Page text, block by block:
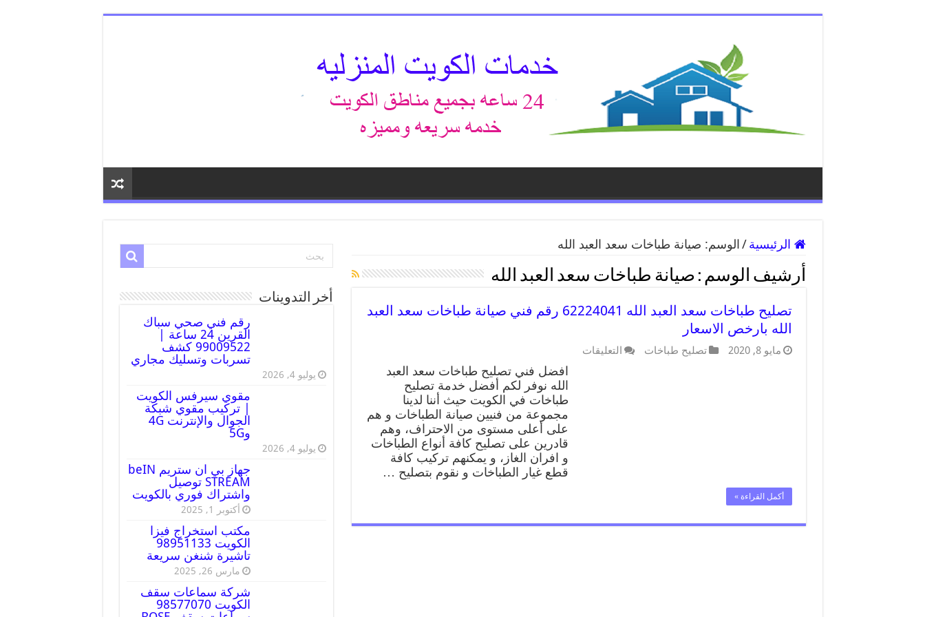
الرئيسية / الوسم: صيانة طباخات سعد العبد الله
أرشيف الوسم : صيانة طباخات سعد العبد الله
تصليح طباخات سعد العبد الله 62224041 رقم فني صيانة طباخات سعد العبد
الله بارخص الاسعار
مايو 8, 2020 تصليح طباخات التعليقات
افضل فني تصليح طباخات سعد العبد
الله نوفر لكم أفضل خدمة تصليح
طباخات في الكويت حيث أننا لدينا
مجموعة من فنيين صيانة الطباخات و هم
على أعلى مستوى من الاحتراف، وهم
قادرين على تصليح كافة أنواع الطباخات
و افران الغاز، و يمكنهم تركيب كافة
قطع غيار الطباخات و نقوم بتصليح …
أكمل القراءة »
أخر التدوينات
رقم فني صحي سباك
القرين 24 ساعة |
99009522 كشف
تسربات وتسليك مجاري
يوليو 4, 2026
مقوي سيرفس الكويت
| تركيب مقوي شبكة
الجوال والإنترنت 4G
و5G
يوليو 4, 2026
جهاز بي ان ستريم beIN
STREAM توصيل
واشتراك فوري بالكويت
أكتوبر 1, 2025
مكتب استخراج فيزا
الكويت 98951133
تاشيرة شنغن سريعة
مارس 26, 2025
شركة سماعات سقف
الكويت 98577070